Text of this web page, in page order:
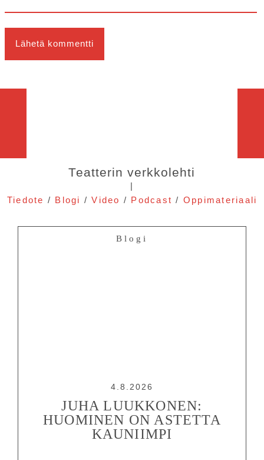
Tiedotteet —Medialle
Teatterin verkkolehti
|
Tiedote / Blogi /Video / Podcast / Oppimateriaali
Blogi
4.8.2026
JUHA LUUKKONEN:
HUOMINEN ON ASTETTA
KAUNIIMPI